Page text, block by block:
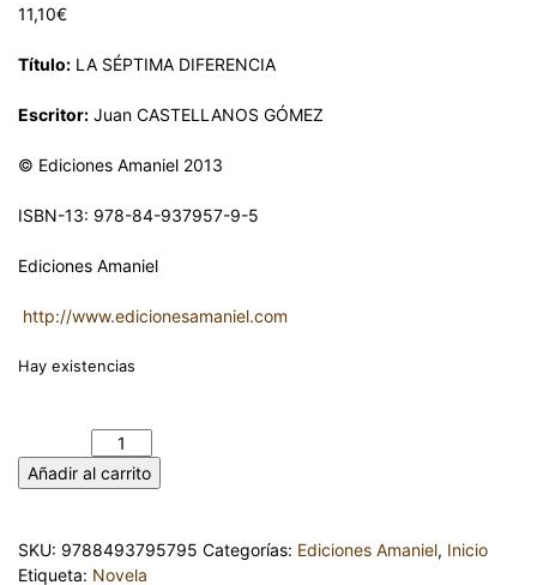
11,10€
Título: LA SÉPTIMA DIFERENCIA
Escritor: Juan CASTELLANOS GÓMEZ
© Ediciones Amaniel 2013
ISBN-13: 978-84-937957-9-5
Ediciones Amaniel
http://www.edicionesamaniel.com
Hay existencias
Añadir al carrito
SKU: 9788493795795 Categorías: Ediciones Amaniel, Inicio
Etiqueta: Novela